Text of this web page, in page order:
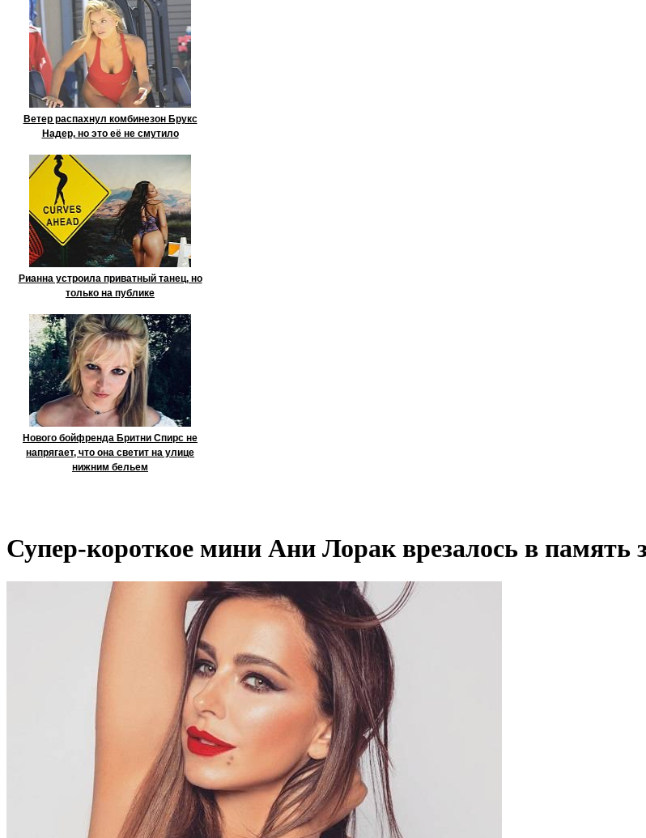
Ветер распахнул комбинезон Брукс
Надер, но это её не смутило
Рианна устроила приватный танец, но
только на публике
Нового бойфренда Бритни Спирс не
напрягает, что она светит на улице
нижним бельем
Супер-короткое мини Ани Лорак врезалось в память